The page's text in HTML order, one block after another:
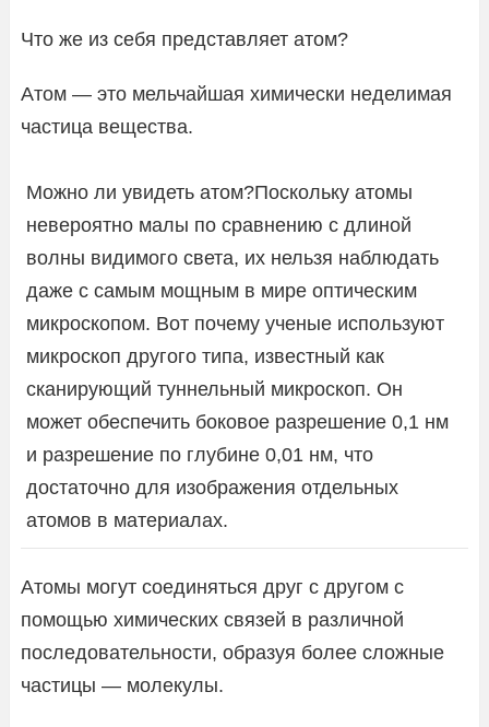
Что же из себя представляет атом?
Атом — это мельчайшая химически неделимая
частица вещества.
Можно ли увидеть атом?Поскольку атомы
невероятно малы по сравнению с длиной
волны видимого света, их нельзя наблюдать
даже с самым мощным в мире оптическим
микроскопом. Вот почему ученые используют
микроскоп другого типа, известный как
сканирующий туннельный микроскоп. Он
может обеспечить боковое разрешение 0,1 нм
и разрешение по глубине 0,01 нм, что
достаточно для изображения отдельных
атомов в материалах.
Атомы могут соединяться друг с другом с
помощью химических связей в различной
последовательности, образуя более сложные
частицы — молекулы.